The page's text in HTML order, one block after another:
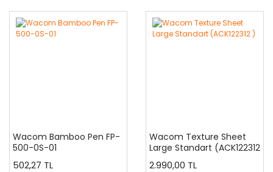
Wacom Bamboo Pen FP-
500-0S-01
502,27 TL
Wacom Texture Sheet
Large Standart (ACK122312
2.990,00 TL